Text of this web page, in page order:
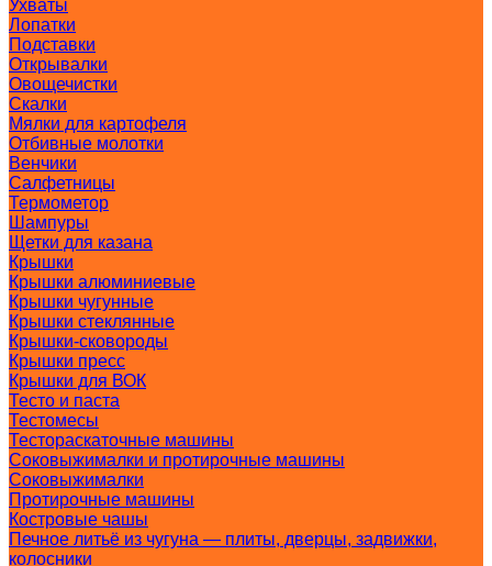
Ухваты
Лопатки
Подставки
Открывалки
Овощечистки
Скалки
Мялки для картофеля
Отбивные молотки
Венчики
Салфетницы
Термометор
Шампуры
Щетки для казана
Крышки
Крышки алюминиевые
Крышки чугунные
Крышки стеклянные
Крышки-сковороды
Крышки пресс
Крышки для ВОК
Тесто и паста
Тестомесы
Тестораскаточные машины
Соковыжималки и протирочные машины
Соковыжималки
Протирочные машины
Костровые чашы
Печное литьё из чугуна — плиты, дверцы, задвижки,
колосники